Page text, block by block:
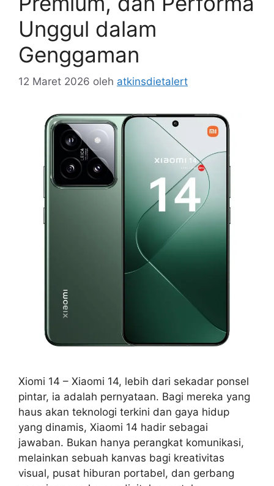
Unggul dalam
Genggaman
12 Maret 2026 oleh atkinsdietalert
Xiomi 14 – Xiaomi 14, lebih dari sekadar ponsel
pintar, ia adalah pernyataan. Bagi mereka yang
haus akan teknologi terkini dan gaya hidup
yang dinamis, Xiaomi 14 hadir sebagai
jawaban. Bukan hanya perangkat komunikasi,
melainkan sebuah kanvas bagi kreativitas
visual, pusat hiburan portabel, dan gerbang